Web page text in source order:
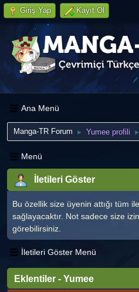
Giriş Yap Kayıt Ol
Ana Menü
Manga-TR Forum ► Yumee profili ►
Menü
İletileri Göster
Bu özellik size üyenin attığı tüm
sağlayacaktır. Not sadece size
görebilirsiniz.
İletileri Göster Menü
Eklentiler - Yumee